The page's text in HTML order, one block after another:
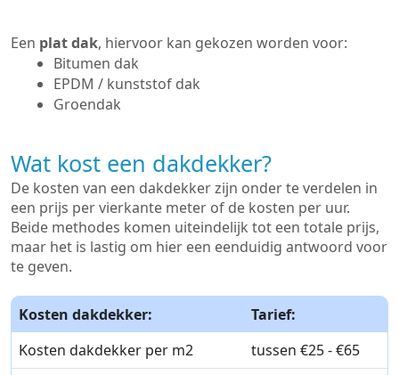
Een plat dak, hiervoor kan gekozen worden voor:
Bitumen dak
EPDM / kunststof dak
Groendak
Wat kost een dakdekker?
De kosten van een dakdekker zijn onder te verdelen in
een prijs per vierkante meter of de kosten per uur.
Beide methodes komen uiteindelijk tot een totale prijs,
maar het is lastig om hier een eenduidig antwoord voor
te geven.
Kosten dakdekker:
Tarief:
Kosten dakdekker per m2
tussen €25 - €65